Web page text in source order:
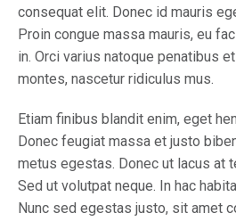
consequat elit. Donec id mauris
Proin congue massa mauris, eu
in. Orci varius natoque penatibus
montes, nascetur ridiculus mus.
Etiam finibus blandit enim, eget
Donec feugiat massa et justo
metus egestas. Donec ut lacus at
Sed ut volutpat neque. In hac
Nunc sed egestas justo, sit amet